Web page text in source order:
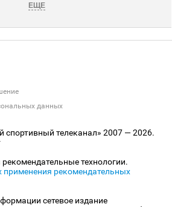
ЕЩЕ
данных
телеканал» 2007 — 2026.
технологии.
применения рекомендательных
сетевое издание